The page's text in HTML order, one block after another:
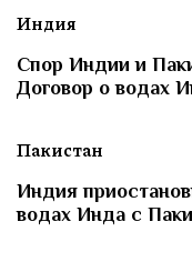
Индия
Спор Индии и
Договор о водах
Пакистан
Индия
водах Инда с